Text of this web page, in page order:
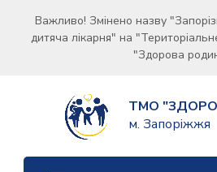
Важливо! Змінено назву
дитяча лікарня" на
"Здорова
ТМО
м. Запоріжжя